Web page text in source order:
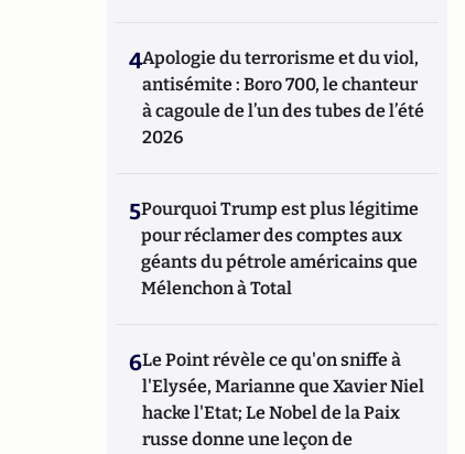
4Apologie du terrorisme et du viol,
antisémite : Boro 700, le chanteur
à cagoule de l’un des tubes de l’été
2026
5Pourquoi Trump est plus légitime
pour réclamer des comptes aux
géants du pétrole américains que
Mélenchon à Total
6Le Point révèle ce qu'on sniffe à
l'Elysée, Marianne que Xavier Niel
hacke l'Etat; Le Nobel de la Paix
russe donne une leçon de